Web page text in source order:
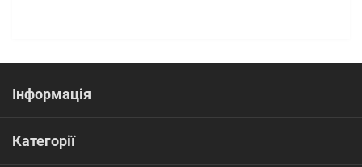
Інформація
Категорії